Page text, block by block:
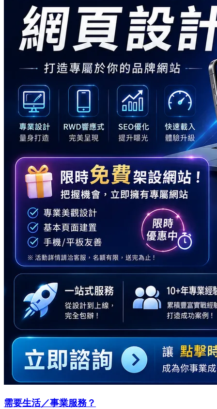
需要生活／事業服務？